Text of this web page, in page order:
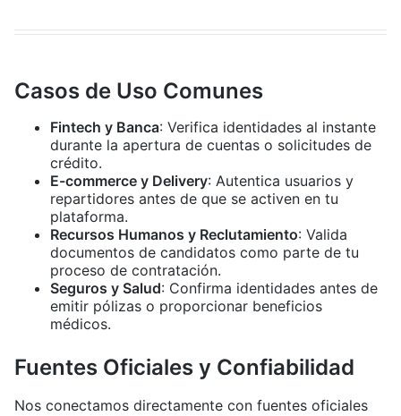
Casos de Uso Comunes
Fintech y Banca: Verifica identidades al instante
durante la apertura de cuentas o solicitudes de
crédito.
E-commerce y Delivery: Autentica usuarios y
repartidores antes de que se activen en tu
plataforma.
Recursos Humanos y Reclutamiento: Valida
documentos de candidatos como parte de tu
proceso de contratación.
Seguros y Salud: Confirma identidades antes de
emitir pólizas o proporcionar beneficios
médicos.
Fuentes Oficiales y Confiabilidad
Nos conectamos directamente con fuentes oficiales